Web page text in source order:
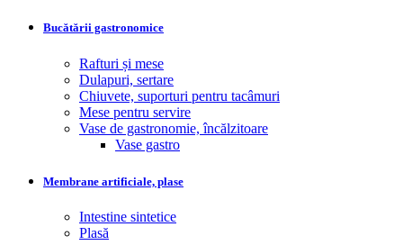
Bucătării gastronomice
Rafturi și mese
Dulapuri, sertare
Chiuvete, suporturi pentru tacâmuri
Mese pentru servire
Vase de gastronomie, încălzitoare
Vase gastro
Membrane artificiale, plase
Intestine sintetice
Plasă